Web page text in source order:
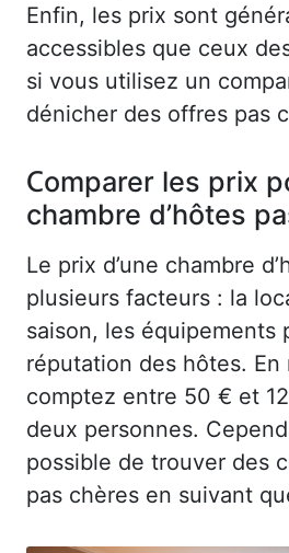
Enfin, les prix sont
accessibles que ceux
si vous utilisez un
dénicher des offres pas
Comparer les prix
chambre d’hôtes
Le prix d’une chambre
plusieurs facteurs : la
saison, les équipements
réputation des hôtes. En
comptez entre 50 € et
deux personnes.
possible de trouver des
pas chères en suivant